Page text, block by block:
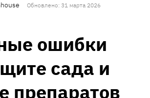
Обновлено: 31 марта 2026
ошибки
сада и
препаратов